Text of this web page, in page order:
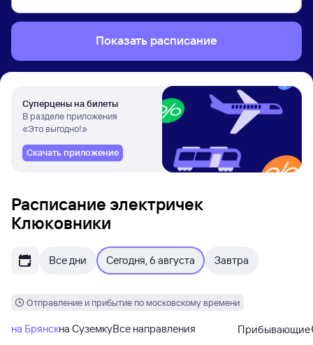
Показать расписание
Суперцены на билеты
В разделе приложения
«Это выгодно!»
Скачать приложение
Расписание электричек
Клюковники
Все дни Сегодня, 6 августа Завтра
Отправление и прибытие по московскому времени
на Брянскна СуземкуВсе направления Прибывающие